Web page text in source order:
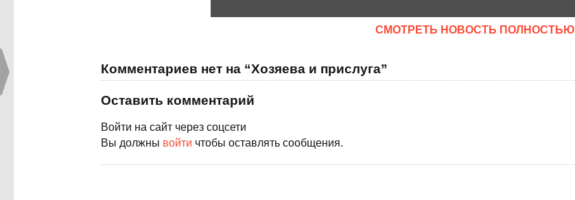
CМОТРЕТЬ НОВОСТЬ ПОЛНОСТЬЮ
Комментариев нет на “Хозяева и прислуга”
Оставить комментарий
Войти на сайт через соцсети
Вы должны войти чтобы оставлять сообщения.